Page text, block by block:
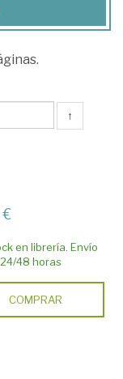
↑
en librería. Envío
48 horas
COMPRAR